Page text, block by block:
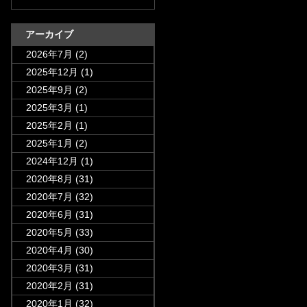
アーカイブ
2026年7月 (2)
2025年12月 (1)
2025年9月 (2)
2025年3月 (1)
2025年2月 (1)
2025年1月 (2)
2024年12月 (1)
2020年8月 (31)
2020年7月 (32)
2020年6月 (31)
2020年5月 (33)
2020年4月 (30)
2020年3月 (31)
2020年2月 (31)
2020年1月 (32)